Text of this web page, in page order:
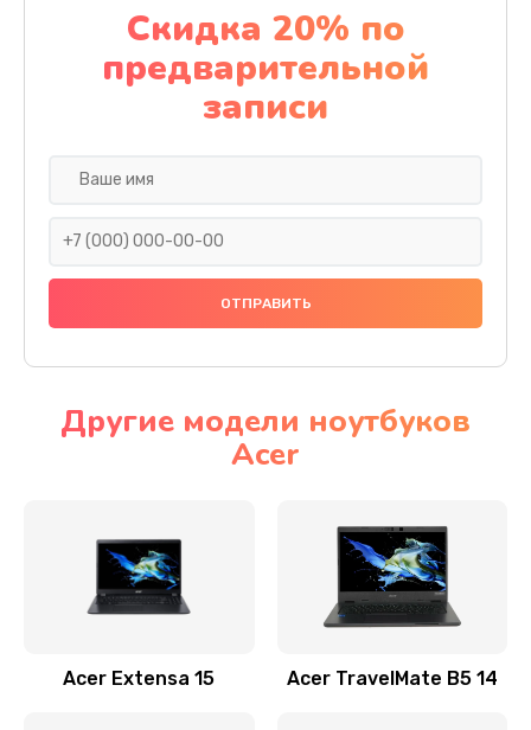
Чистка от пыли
1060 руб.
Заказать
Ремонт подсветки
Настройка BIOS
Замена видеочипа
Заказать
Скидка 20% по
предварительной
записи
Другие модели ноутбуков
Acer
Acer Extensa 15 Acer TravelMate B5 14